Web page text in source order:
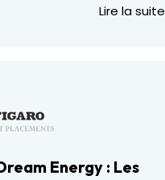
Lire la suite
Energy : Les